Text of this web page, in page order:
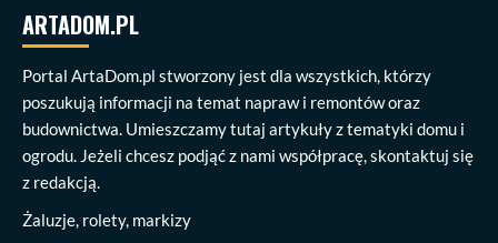
ARTADOM.PL
Portal ArtaDom.pl stworzony jest dla wszystkich, którzy
poszukują informacji na temat napraw i remontów oraz
budownictwa. Umieszczamy tutaj artykuły z tematyki domu i
ogrodu. Jeżeli chcesz podjąć z nami współpracę, skontaktuj się
z redakcją.
Żaluzje, rolety, markizy